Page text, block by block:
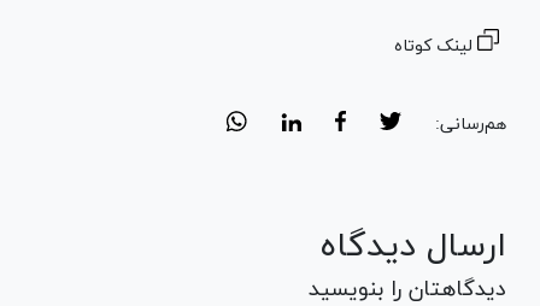
لینک کوتاه
هم‌رسانی:
ارسال دیدگاه
دیدگاهتان را بنویسید